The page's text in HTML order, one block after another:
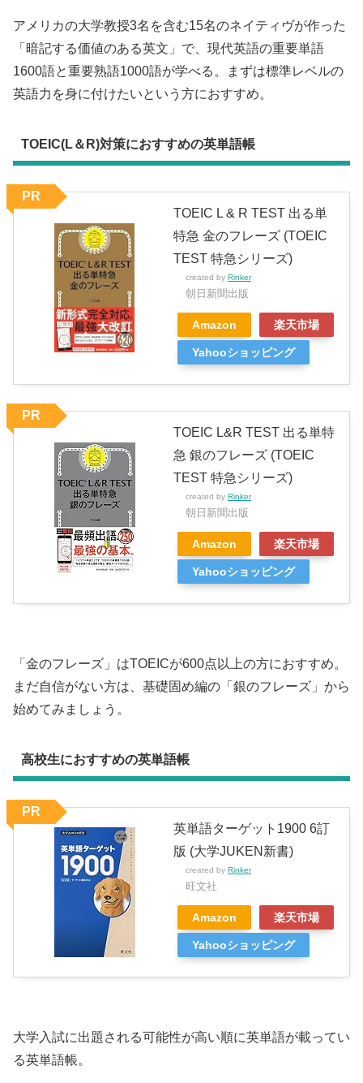
アメリカの大学教授3名を含む15名のネイティヴが作った
「暗記する価値のある英文」で、現代英語の重要単語
1600語と重要熟語1000語が学べる。まずは標準レベルの
英語力を身に付けたいという方におすすめ。
TOEIC(L＆R)対策におすすめの英単語帳
TOEIC L & R TEST 出る単
特急 金のフレーズ (TOEIC
TEST 特急シリーズ)
created by Rinker
朝日新聞出版
Amazon 楽天市場
Yahooショッピング
PR
TOEIC L&R TEST 出る単特
急 銀のフレーズ (TOEIC
TEST 特急シリーズ)
created by Rinker
朝日新聞出版
Amazon 楽天市場
Yahooショッピング
PR
「金のフレーズ」はTOEICが600点以上の方におすすめ。
まだ自信がない方は、基礎固め編の「銀のフレーズ」から
始めてみましょう。
高校生におすすめの英単語帳
英単語ターゲット1900 6訂
版 (大学JUKEN新書)
created by Rinker
旺文社
Amazon 楽天市場
Yahooショッピング
PR
大学入試に出題される可能性が高い順に英単語が載ってい
る英単語帳。